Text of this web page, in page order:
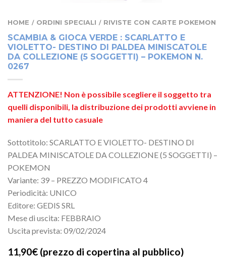
HOME / ORDINI SPECIALI / RIVISTE CON CARTE POKEMON
SCAMBIA & GIOCA VERDE : SCARLATTO E
VIOLETTO- DESTINO DI PALDEA MINISCATOLE
DA COLLEZIONE (5 SOGGETTI) – POKEMON N.
0267
ATTENZIONE! Non è possibile scegliere il soggetto tra
quelli disponibili, la distribuzione dei prodotti avviene in
maniera del tutto casuale
Sottotitolo: SCARLATTO E VIOLETTO- DESTINO DI
PALDEA MINISCATOLE DA COLLEZIONE (5 SOGGETTI) –
POKEMON
Variante: 39 – PREZZO MODIFICATO 4
Periodicità: UNICO
Editore: GEDIS SRL
Mese di uscita: FEBBRAIO
Uscita prevista: 09/02/2024
11,90€ (prezzo di copertina al pubblico)